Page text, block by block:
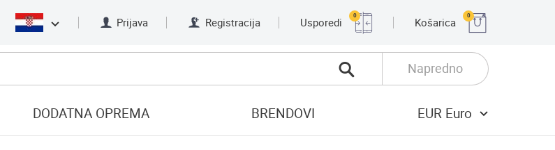
Prijava Registracija Usporedi
0
Košarica
0
Napredno
DODATNA OPREMA BRENDOVI EUR Euro